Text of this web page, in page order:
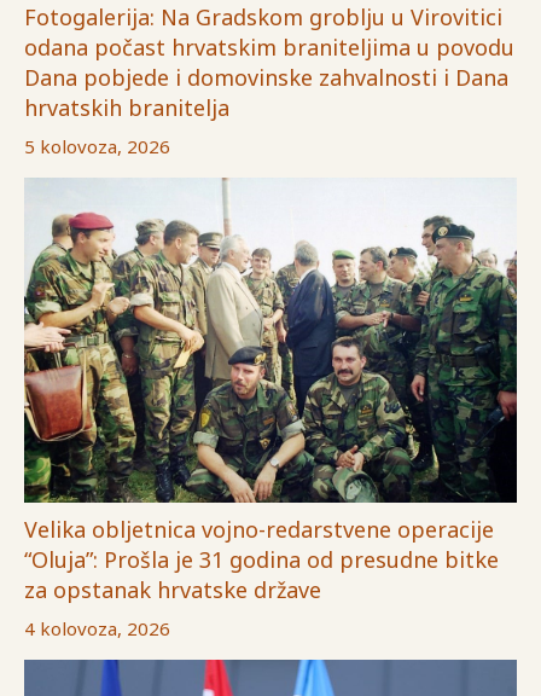
Fotogalerija: Na Gradskom groblju u Virovitici
odana počast hrvatskim braniteljima u povodu
Dana pobjede i domovinske zahvalnosti i Dana
hrvatskih branitelja
5 kolovoza, 2026
Velika obljetnica vojno-redarstvene operacije
“Oluja”: Prošla je 31 godina od presudne bitke
za opstanak hrvatske države
4 kolovoza, 2026